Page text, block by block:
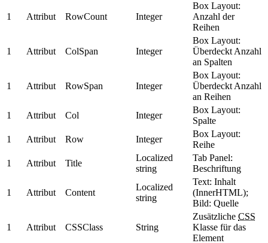
1 Attribut RowCount Integer
Box Layout:
Anzahl der
Reihen
1 Attribut ColSpan Integer
Box Layout:
Überdeckt Anzahl
an Spalten
1 Attribut RowSpan Integer
Box Layout:
Überdeckt Anzahl
an Reihen
1
Attribut Col Integer
Box Layout:
Spalte
1
Attribut Row Integer
Box Layout:
Reihe
1
Attribut Title
Localized
string
Tab Panel:
Beschriftung
1 Attribut Content
Localized
string
Text: Inhalt
(InnerHTML);
Bild: Quelle
1 Attribut CSSClass String
Zusätzliche CSS
Klasse für das
Element